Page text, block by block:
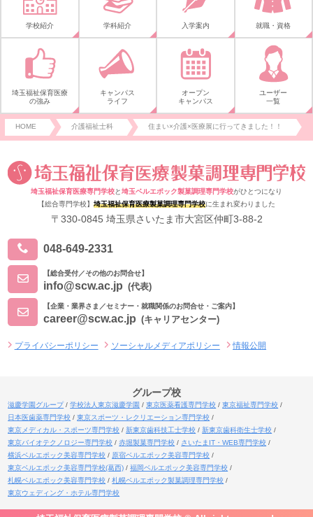
学校紹介 学科紹介 入学案内 就職・資格
埼玉福祉保育医療
の強み
キャンパス
ライフ
オープン
キャンパス
ユーザー
一覧
HOME 介護福祉士科 住まい×介護×医療展に行ってきました！！
埼玉福祉保育医療専門学校と埼玉ベルエポック製菓調理専門学校がひとつになり
【総合専門学校】 埼玉福祉保育医療製菓調理専門学校に生まれ変わりました
〒330-0845 埼玉県さいたま市大宮区仲町3-88-2
048-649-2331
【総合受付／その他のお問合せ】
info@scw.ac.jp (代表)
【企業・業界さま／セミナー・就職関係のお問合せ・ご案内】
career@scw.ac.jp (キャリアセンター)
プライバシーポリシー ソーシャルメディアポリシー 情報公開
グループ校
滋慶学園グループ 学校法人東京滋慶学園 東京医薬看護専門学校
東京福祉専門学校
日本医歯薬専門学校
東京スポーツ・レクリエーション専門学校
東京メディカル・スポーツ専門学校
新東京歯科技工士学校
新東京歯科衛生士学校
東京バイオテクノロジー専門学校
赤堀製菓専門学校
さいたまIT・WEB専門学校
横浜ベルエポック美容専門学校
原宿ベルエポック美容専門学校
東京ベルエポック美容専門学校(葛西)
福岡ベルエポック美容専門学校
札幌ベルエポック美容専門学校
札幌ベルエポック製菓調理専門学校
東京ウェディング・ホテル専門学校